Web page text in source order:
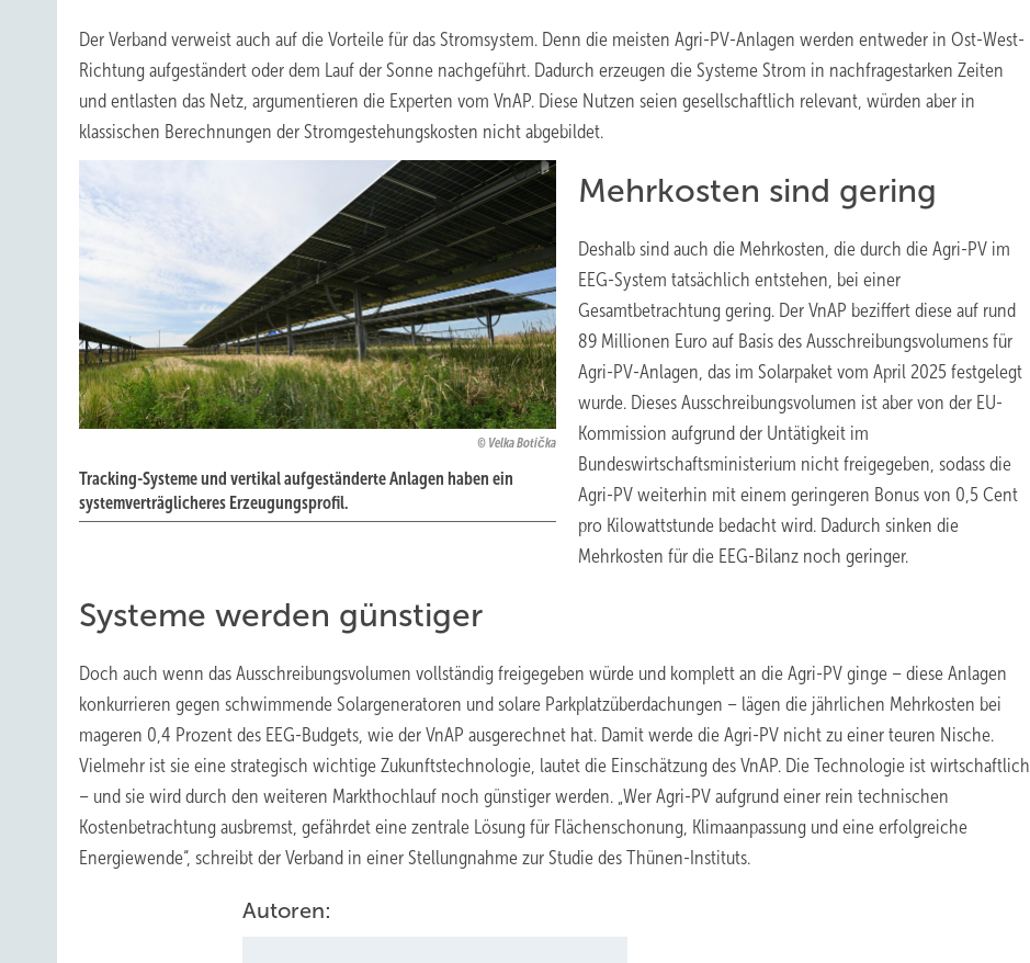
Der Verband verweist auch auf die Vorteile für das Stromsystem. Denn die meisten Agri-PV-Anlagen werden entweder in Ost-West-
Richtung aufgeständert oder dem Lauf der Sonne nachgeführt. Dadurch erzeugen die Systeme Strom in nachfragestarken Zeiten
und entlasten das Netz, argumentieren die Experten vom VnAP. Diese Nutzen seien gesellschaftlich relevant, würden aber in
klassischen Berechnungen der Stromgestehungskosten nicht abgebildet.
Velka Botička
Tracking-Systeme und vertikal aufgeständerte Anlagen haben ein
systemverträglicheres Erzeugungsprofil.
Mehrkosten sind gering
Deshalb sind auch die Mehrkosten, die durch die Agri-PV im
EEG-System tatsächlich entstehen, bei einer
Gesamtbetrachtung gering. Der VnAP beziffert diese auf rund
89 Millionen Euro auf Basis des Ausschreibungsvolumens für
Agri-PV-Anlagen, das im Solarpaket vom April 2025 festgelegt
wurde. Dieses Ausschreibungsvolumen ist aber von der EU-
Kommission aufgrund der Untätigkeit im
Bundeswirtschaftsministerium nicht freigegeben, sodass die
Agri-PV weiterhin mit einem geringeren Bonus von 0,5 Cent
pro Kilowattstunde bedacht wird. Dadurch sinken die
Mehrkosten für die EEG-Bilanz noch geringer.
Systeme werden günstiger
Doch auch wenn das Ausschreibungsvolumen vollständig freigegeben würde und komplett an die Agri-PV ginge – diese Anlagen
konkurrieren gegen schwimmende Solargeneratoren und solare Parkplatzüberdachungen – lägen die jährlichen Mehrkosten bei
mageren 0,4 Prozent des EEG-Budgets, wie der VnAP ausgerechnet hat. Damit werde die Agri-PV nicht zu einer teuren Nische.
Vielmehr ist sie eine strategisch wichtige Zukunftstechnologie, lautet die Einschätzung des VnAP. Die Technologie ist wirtschaftlich
– und sie wird durch den weiteren Markthochlauf noch günstiger werden. „Wer Agri-PV aufgrund einer rein technischen
Kostenbetrachtung ausbremst, gefährdet eine zentrale Lösung für Flächenschonung, Klimaanpassung und eine erfolgreiche
Energiewende“, schreibt der Verband in einer Stellungnahme zur Studie des Thünen-Instituts.
Autoren: